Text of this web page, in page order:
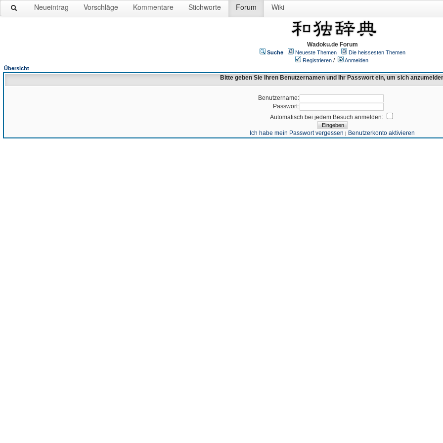
Neueintrag Vorschläge Kommentare Stichworte Forum Wiki
Wadoku.de Forum
Suche Neueste Themen
Die heissesten Themen
Registrieren /
Anmelden
Übersicht
Bitte geben Sie Ihren Benutzernamen und Ihr Passwort ein, um sich
Benutzername:
Passwort:
Automatisch bei jedem Besuch anmelden:
Ich habe mein Passwort vergessen | Benutzerkonto aktivieren